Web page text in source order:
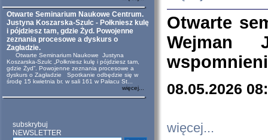
Otwarte Seminarium Naukowe Centrum.
Justyna Koszarska-Szulc - Połkniesz kulę
i pójdziesz tam, gdzie Żyd. Powojenne
zeznania procesowe a dyskurs o
Zagładzie.
Otwarte Seminarium Naukowe Justyna
Koszarska-Szulc „Połkniesz kulę i pójdziesz tam,
gdzie Żyd”. Powojenne zeznania procesowe a
dyskurs o Zagładzie Spotkanie odbędzie się w
środę 15 kwietnia br. w sali 161 w Pałacu St...
więcej...
subskrybuj
NEWSLETTER
Otwarte
Wejman
08.05.2026
więcej...